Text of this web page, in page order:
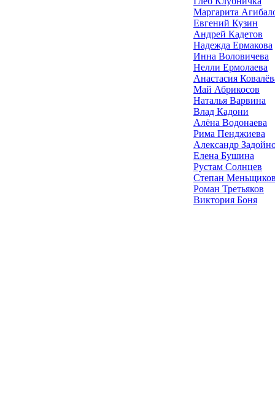
Маргарита
Евгений Кузин
Андрей Кадетов
Надежда Ермакова
Инна Воловичева
Нелли Ермолаева
Анастасия
Май Абрикосов
Наталья Варвина
Влад Кадони
Алёна Водонаева
Рима Пенджиева
Александр
Елена Бушина
Рустам Солнцев
Степан
Роман Третьяков
Виктория Боня